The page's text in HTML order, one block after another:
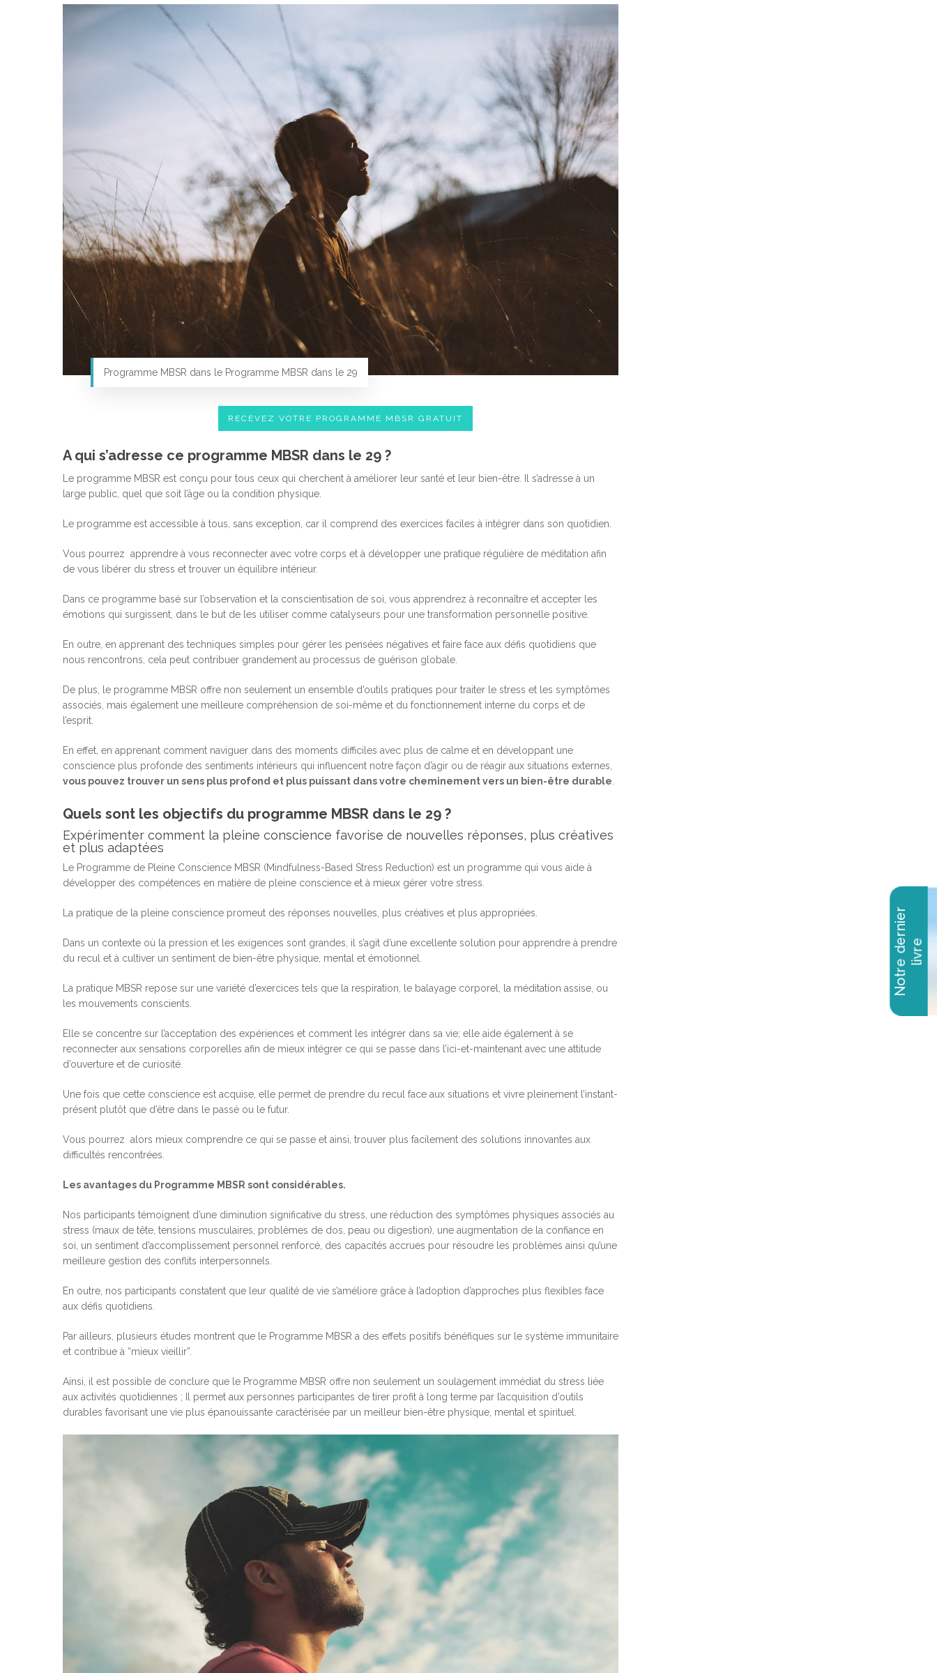
Programme MBSR dans le Programme MBSR dans le 29
RECEVEZ VOTRE PROGRAMME MBSR GRATUIT
A qui s’adresse ce programme MBSR dans le 29 ?
Le programme MBSR est conçu pour tous ceux qui cherchent à améliorer leur santé et leur bien-être. Il s’adresse à un
large public, quel que soit l’âge ou la condition physique.
Le programme est accessible à tous, sans exception, car il comprend des exercices faciles à intégrer dans son quotidien.
Vous pourrez apprendre à vous reconnecter avec votre corps et à développer une pratique régulière de méditation afin
de vous libérer du stress et trouver un équilibre intérieur.
Dans ce programme basé sur l’observation et la conscientisation de soi, vous apprendrez à reconnaître et accepter les
émotions qui surgissent, dans le but de les utiliser comme catalyseurs pour une transformation personnelle positive.
En outre, en apprenant des techniques simples pour gérer les pensées négatives et faire face aux défis quotidiens que
nous rencontrons, cela peut contribuer grandement au processus de guérison globale.
De plus, le programme MBSR offre non seulement un ensemble d’outils pratiques pour traiter le stress et les symptômes
associés, mais également une meilleure compréhension de soi-même et du fonctionnement interne du corps et de
l’esprit.
En effet, en apprenant comment naviguer dans des moments difficiles avec plus de calme et en développant une
conscience plus profonde des sentiments intérieurs qui influencent notre façon d’agir ou de réagir aux situations externes,
vous pouvez trouver un sens plus profond et plus puissant dans votre cheminement vers un bien-être durable.
Quels sont les objectifs du programme MBSR dans le 29 ?
Expérimenter comment la pleine conscience favorise de nouvelles réponses, plus créatives
et plus adaptées
Le Programme de Pleine Conscience MBSR (Mindfulness-Based Stress Reduction) est un programme qui vous aide à
développer des compétences en matière de pleine conscience et à mieux gérer votre stress.
La pratique de la pleine conscience promeut des réponses nouvelles, plus créatives et plus appropriées.
Dans un contexte où la pression et les exigences sont grandes, il s’agit d’une excellente solution pour apprendre à prendre
du recul et à cultiver un sentiment de bien-être physique, mental et émotionnel.
La pratique MBSR repose sur une variété d’exercices tels que la respiration, le balayage corporel, la méditation assise, ou
les mouvements conscients.
Elle se concentre sur l’acceptation des expériences et comment les intégrer dans sa vie; elle aide également à se
reconnecter aux sensations corporelles afin de mieux intégrer ce qui se passe dans l’ici-et-maintenant avec une attitude
d’ouverture et de curiosité.
Une fois que cette conscience est acquise, elle permet de prendre du recul face aux situations et vivre pleinement l’instant-
présent plutôt que d’être dans le passé ou le futur.
Vous pourrez alors mieux comprendre ce qui se passe et ainsi, trouver plus facilement des solutions innovantes aux
difficultés rencontrées.
Les avantages du Programme MBSR sont considérables.
Nos participants témoignent d’une diminution significative du stress, une réduction des symptômes physiques associés au
stress (maux de tête, tensions musculaires, problèmes de dos, peau ou digestion), une augmentation de la confiance en
soi, un sentiment d’accomplissement personnel renforcé, des capacités accrues pour résoudre les problèmes ainsi qu’une
meilleure gestion des conflits interpersonnels.
En outre, nos participants constatent que leur qualité de vie s’améliore grâce à l’adoption d’approches plus flexibles face
aux défis quotidiens.
Par ailleurs, plusieurs études montrent que le Programme MBSR a des effets positifs bénéfiques sur le système immunitaire
et contribue à “mieux vieillir”.
Ainsi, il est possible de conclure que le Programme MBSR offre non seulement un soulagement immédiat du stress liée
aux activités quotidiennes ; Il permet aux personnes participantes de tirer profit à long terme par l’acquisition d’outils
durables favorisant une vie plus épanouissante caractérisée par un meilleur bien-être physique, mental et spirituel.